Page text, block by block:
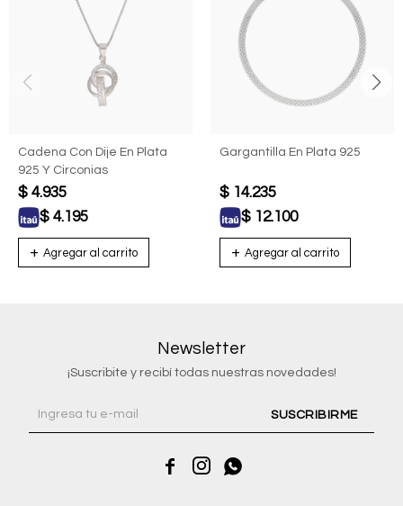
Cadena Con Dije En Plata
925 Y Circonias
$ 4.935
$ 4.195
Gargantilla En Plata 925
$ 14.235
$ 12.100
Newsletter
¡Suscribite y recibí todas nuestras novedades!
SUSCRIBIRME
  